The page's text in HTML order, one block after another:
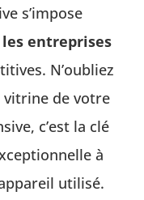
s’impose
entreprises
N’oubliez
vitrine de votre
c’est la clé
à
utilisé.